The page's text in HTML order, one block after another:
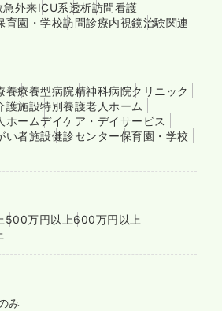
急外来ICU系透析訪問看護
育園・学校訪問診療内視鏡治験関連
養療養型病院精神科病院クリニック
護施設特別養護老人ホーム
ホームデイケア・デイサービス
い者施設健診センター保育園・学校
500万円以上600万円以上
み